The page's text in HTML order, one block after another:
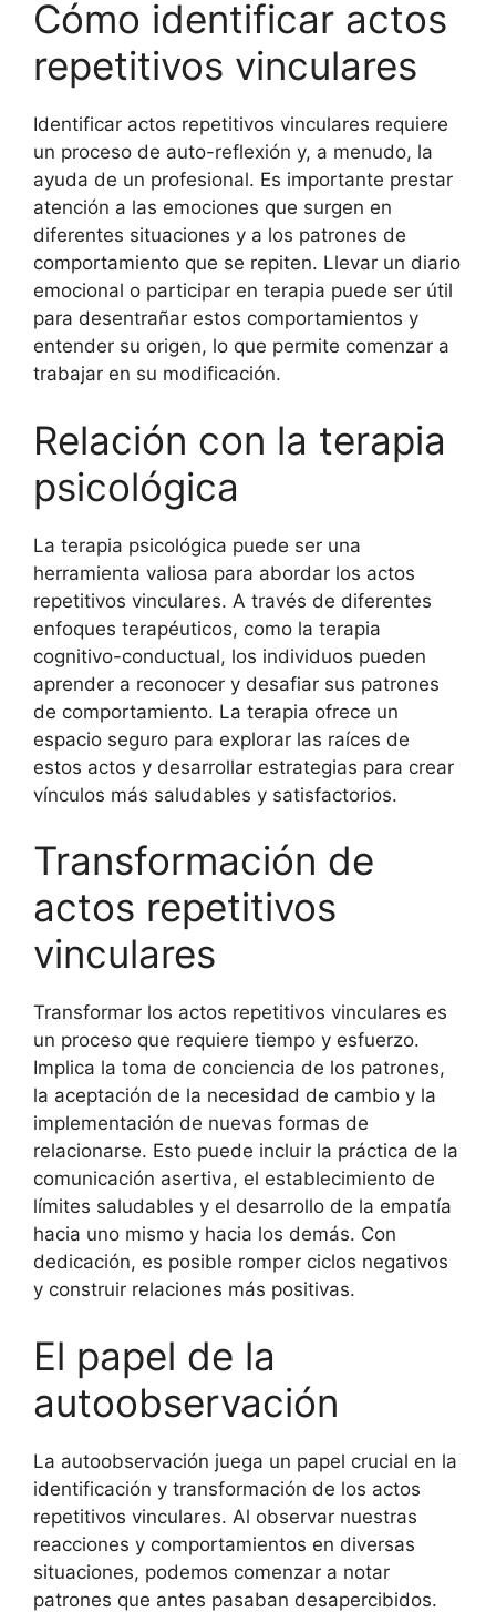
Cómo identificar actos
repetitivos vinculares
Identificar actos repetitivos vinculares requiere
un proceso de auto-reflexión y, a menudo, la
ayuda de un profesional. Es importante prestar
atención a las emociones que surgen en
diferentes situaciones y a los patrones de
comportamiento que se repiten. Llevar un diario
emocional o participar en terapia puede ser útil
para desentrañar estos comportamientos y
entender su origen, lo que permite comenzar a
trabajar en su modificación.
Relación con la terapia
psicológica
La terapia psicológica puede ser una
herramienta valiosa para abordar los actos
repetitivos vinculares. A través de diferentes
enfoques terapéuticos, como la terapia
cognitivo-conductual, los individuos pueden
aprender a reconocer y desafiar sus patrones
de comportamiento. La terapia ofrece un
espacio seguro para explorar las raíces de
estos actos y desarrollar estrategias para crear
vínculos más saludables y satisfactorios.
Transformación de
actos repetitivos
vinculares
Transformar los actos repetitivos vinculares es
un proceso que requiere tiempo y esfuerzo.
Implica la toma de conciencia de los patrones,
la aceptación de la necesidad de cambio y la
implementación de nuevas formas de
relacionarse. Esto puede incluir la práctica de la
comunicación asertiva, el establecimiento de
límites saludables y el desarrollo de la empatía
hacia uno mismo y hacia los demás. Con
dedicación, es posible romper ciclos negativos
y construir relaciones más positivas.
El papel de la
autoobservación
La autoobservación juega un papel crucial en la
identificación y transformación de los actos
repetitivos vinculares. Al observar nuestras
reacciones y comportamientos en diversas
situaciones, podemos comenzar a notar
patrones que antes pasaban desapercibidos.